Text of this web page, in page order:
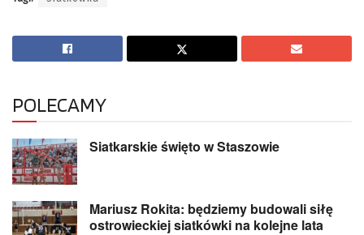
POLECAMY
Siatkarskie święto w Staszowie
Mariusz Rokita: będziemy budowali siłę
ostrowieckiej siatkówki na kolejne lata